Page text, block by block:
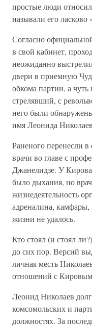
простые люди
называли его
Согласно
в свой кабинет,
неожиданно
двери в приемную
обкома партии, а
стрелявший, с
него были
имя Леонида
Раненого перенесли
врачи во главе с
Джанелидзе. У
было дыхания, но
жизнедеятельность
адреналина,
жизни не удалось.
Кто стоял (и стоял
до сих пор. Версий
личная месть
отношений с
Леонид Николаев
комсомольских и
должностях. За